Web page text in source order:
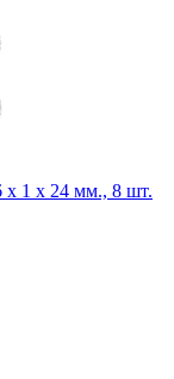
1 х 24 мм., 8 шт.